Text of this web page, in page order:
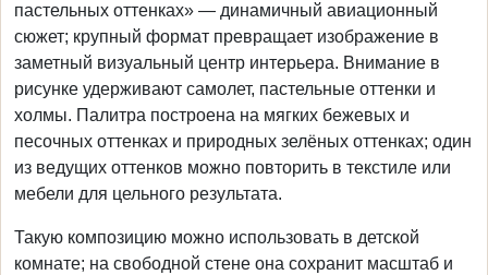
пастельных оттенках» — динамичный авиационный
сюжет; крупный формат превращает изображение в
заметный визуальный центр интерьера. Внимание в
рисунке удерживают самолет, пастельные оттенки и
холмы. Палитра построена на мягких бежевых и
песочных оттенках и природных зелёных оттенках; один
из ведущих оттенков можно повторить в текстиле или
мебели для цельного результата.
Такую композицию можно использовать в детской
комнате; на свободной стене она сохранит масштаб и